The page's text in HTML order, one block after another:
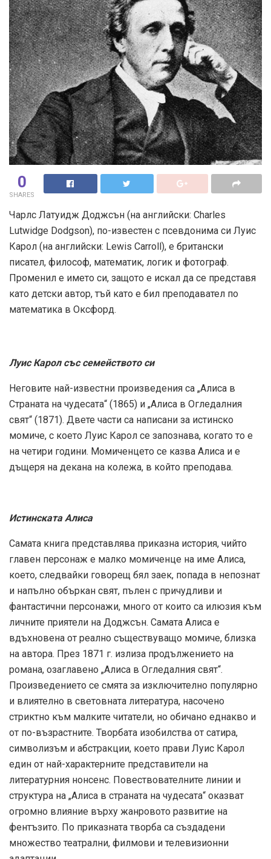
0
SHARES
Чарлс Латуидж Доджсън (на английски: Charles
Lutwidge Dodgson), по-известен с псевдонима си Луис
Карол (на английски: Lewis Carroll), е британски
писател, философ, математик, логик и фотограф.
Променил е името си, защото е искал да се представя
като детски автор, тъй като е бил преподавател по
математика в Оксфорд.
Луис Карол със семейството си
Неговите най-известни произведения са „Алиса в
Страната на чудесата“ (1865) и „Алиса в Огледалния
свят“ (1871). Двете части са написани за истинско
момиче, с което Луис Карол се запознава, когато то е
на четири години. Момиченцето се казва Алиса и е
дъщеря на декана на колежа, в който преподава.
Истинската Алиса
Самата книга представлява приказна история, чийто
главен персонаж е малко момиченце на име Алиса,
което, следвайки говорещ бял заек, попада в непознат
и напълно объркан свят, пълен с причудливи и
фантастични персонажи, много от които са илюзия към
личните приятели на Доджсън. Самата Алиса е
вдъхновена от реално съществуващо момиче, близка
на автора. През 1871 г. излиза продължението на
романа, озаглавено „Алиса в Огледалния свят“.
Произведението се смята за изключително популярно
и влиятелно в световната литература, насочено
стриктно към малките читатели, но обичано еднакво и
от по-възрастните. Творбата изобилства от сатира,
символизъм и абстракции, което прави Луис Карол
един от най-характерните представители на
литературния нонсенс. Повествователните линии и
структура на „Алиса в страната на чудесата“ оказват
огромно влияние върху жанровото развитие на
фентъзито. По приказната творба са създадени
множество театрални, филмови и телевизионни